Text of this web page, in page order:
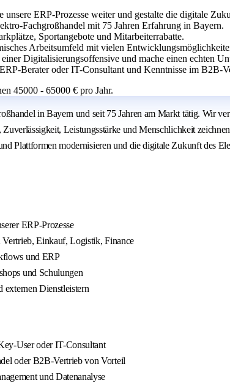
unsere ERP-Prozesse weiter und gestalte die digitale
Fachgroßhandel mit 75 Jahren Erfahrung in Bayern.
Sportangebote und Mitarbeiterrabatte.
Arbeitsumfeld mit vielen
Digitalisierungsoffensive und mache einen echten
Berater oder IT-Consultant und Kenntnisse im B2B-
45000 - 65000 € pro Jahr.
in Bayern und seit 75 Jahren am Markt tätig. Wir
Leistungsstärke und Menschlichkeit
Plattformen modernisieren und die digitale Zukunft des
ERP-Prozesse
Einkauf, Logistik, Finance
und ERP
und Schulungen
Dienstleistern
User oder IT-Consultant
oder B2B-Vertrieb von Vorteil
und Datenanalyse